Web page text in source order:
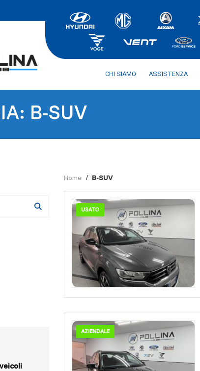
CHI SIAMO ASSISTENZA
B-SUV
Home B-SUV
USATO
AZIENDALE